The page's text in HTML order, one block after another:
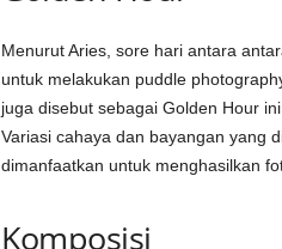
Menurut Aries, sore hari antara
untuk melakukan puddle
juga disebut sebagai Golden Hour
Variasi cahaya dan bayangan yang
dimanfaatkan untuk menghasilkan
Komposisi